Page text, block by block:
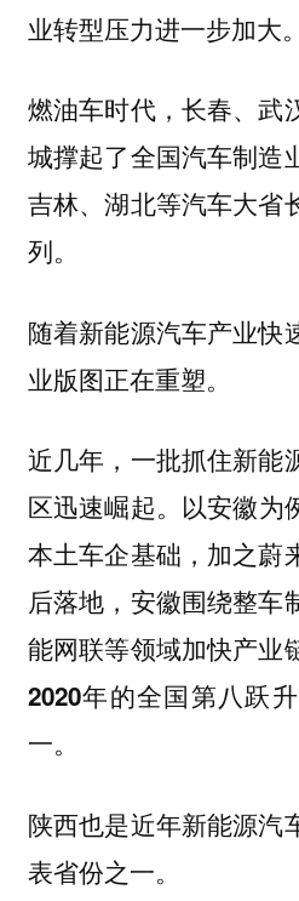
业转型压力进一步加大。
燃油车时代，长春、武
城撑起了全国汽车制造
吉林、湖北等汽车大省
列。
随着新能源汽车产业快
业版图正在重塑。
近几年，一批抓住新能
区迅速崛起。 以安徽为
本土车企基础，加之蔚
后落地，安徽围绕整车
能网联等领域加快产业
2020年的全国第八跃
一。
陕西也是近年新能源汽
表省份之一。